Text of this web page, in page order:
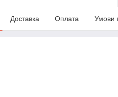
Доставка Оплата Умови